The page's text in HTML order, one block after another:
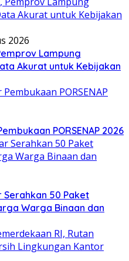
2026
Lampung
Akurat untuk Kebijakan
PORSENAP 2026
Serahkan 50 Paket
Warga Binaan dan